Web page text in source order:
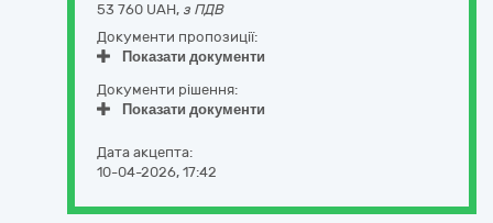
53 760 UAH, з ПДВ
Документи пропозиції:
Показати документи
Документи рішення:
Показати документи
Дата акцепта:
10-04-2026, 17:42